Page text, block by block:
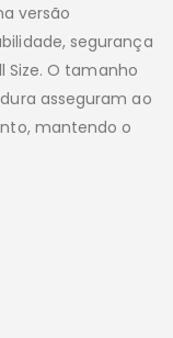
versão
segurança
Size. O tamanho
asseguram ao
mantendo o